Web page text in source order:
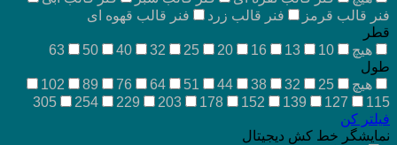
فنر قالب قرمز
فنر قالب زرد
فنر قالب قهوه ای
قطر
هیچ
10
13
16
20
25
32
40
50
63
طول
هیچ
25
32
38
44
51
64
76
89
102
115
127
139
152
178
203
229
254
305
فیلتر کن
نمایشگر خط کش دیجیتال